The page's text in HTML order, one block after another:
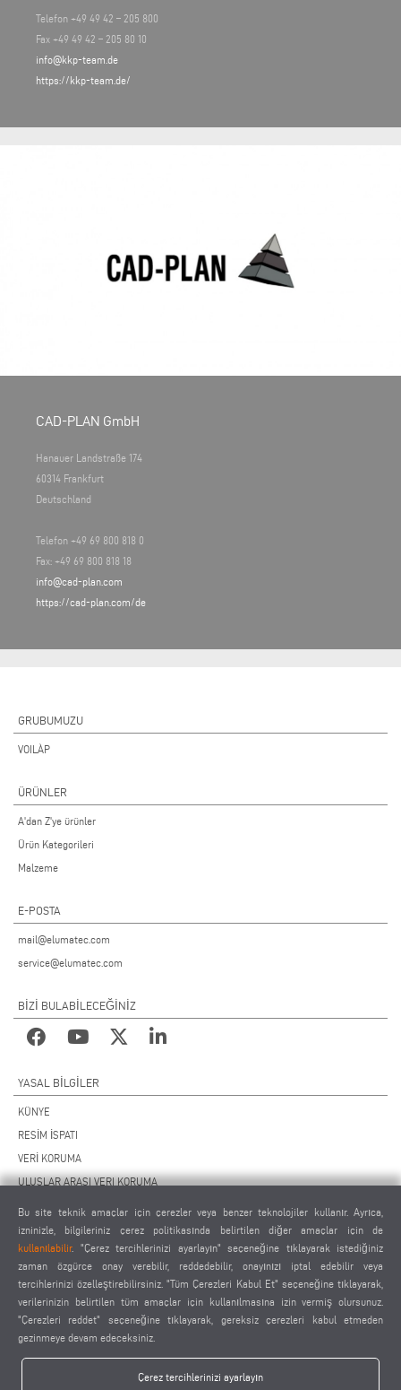
Telefon +49 49 42 – 205 800
Fax +49 49 42 – 205 80 10
info@kkp-team.de
https://kkp-team.de/
CAD-PLAN GmbH
Hanauer Landstraße 174
60314 Frankfurt
Deutschland
Telefon +49 69 800 818 0
Fax: +49 69 800 818 18
info@cad-plan.com
https://cad-plan.com/de
GRUBUMUZU
VOILÀP
ÜRÜNLER
A'dan Z'ye ürünler
Ürün Kategorileri
Malzeme
E-POSTA
mail@elumatec.com
service@elumatec.com
BİZİ BULABİLECEĞİNİZ
YASAL BILGILER
KÜNYE
RESİM İSPATI
VERİ KORUMA
ULUSLAR ARASI VERI KORUMA
UZAKTAN BAKIM SÖZLEŞMESİ
ÇEREZ AYARLARI
TEDARİKÇİLER DAVRANIŞ KURALLARI
Bu site teknik amaçlar için çerezler veya benzer teknolojiler kullanır. Ayrıca,
izninizle, bilgileriniz çerez politikasında belirtilen diğer amaçlar için de
kullanılabilir. "Çerez tercihlerinizi ayarlayın" seçeneğine tıklayarak istediğiniz
zaman özgürce onay verebilir, reddedebilir, onayınızı iptal edebilir veya
tercihlerinizi özelleştirebilirsiniz. "Tüm Çerezleri Kabul Et" seçeneğine tıklayarak,
verilerinizin belirtilen tüm amaçlar için kullanılmasına izin vermiş olursunuz.
"Çerezleri reddet" seçeneğine tıklayarak, gereksiz çerezleri kabul etmeden
gezinmeye devam edeceksiniz.
Çerez tercihlerinizi ayarlayın